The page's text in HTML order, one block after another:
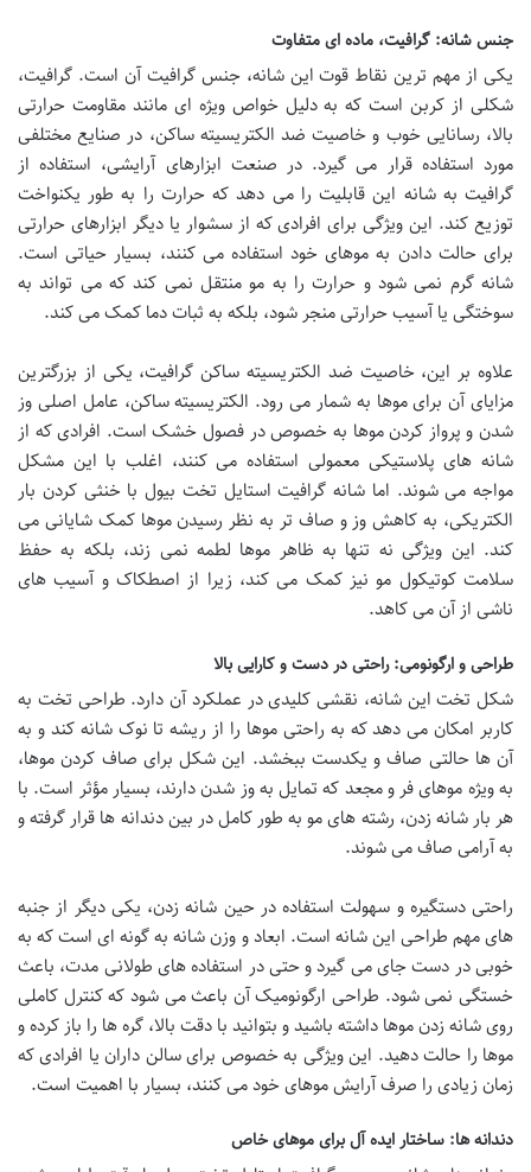
جنس شانه: گرافیت، ماده ای متفاوت
یکی از مهم ترین نقاط قوت این شانه، جنس گرافیت آن است. گرافیت،
شکلی از کربن است که به دلیل خواص ویژه ای مانند مقاومت حرارتی
بالا، رسانایی خوب و خاصیت ضد الکتریسیته ساکن، در صنایع مختلفی
مورد استفاده قرار می گیرد. در صنعت ابزارهای آرایشی، استفاده از
گرافیت به شانه این قابلیت را می دهد که حرارت را به طور یکنواخت
توزیع کند. این ویژگی برای افرادی که از سشوار یا دیگر ابزارهای حرارتی
برای حالت دادن به موهای خود استفاده می کنند، بسیار حیاتی است.
شانه گرم نمی شود و حرارت را به مو منتقل نمی کند که می تواند به
سوختگی یا آسیب حرارتی منجر شود، بلکه به ثبات دما کمک می کند.
علاوه بر این، خاصیت ضد الکتریسیته ساکن گرافیت، یکی از بزرگترین
مزایای آن برای موها به شمار می رود. الکتریسیته ساکن، عامل اصلی وز
شدن و پرواز کردن موها به خصوص در فصول خشک است. افرادی که از
شانه های پلاستیکی معمولی استفاده می کنند، اغلب با این مشکل
مواجه می شوند. اما شانه گرافیت استایل تخت بیول با خنثی کردن بار
الکتریکی، به کاهش وز و صاف تر به نظر رسیدن موها کمک شایانی می
کند. این ویژگی نه تنها به ظاهر موها لطمه نمی زند، بلکه به حفظ
سلامت کوتیکول مو نیز کمک می کند، زیرا از اصطکاک و آسیب های
ناشی از آن می کاهد.
طراحی و ارگونومی: راحتی در دست و کارایی بالا
شکل تخت این شانه، نقشی کلیدی در عملکرد آن دارد. طراحی تخت به
کاربر امکان می دهد که به راحتی موها را از ریشه تا نوک شانه کند و به
آن ها حالتی صاف و یکدست ببخشد. این شکل برای صاف کردن موها،
به ویژه موهای فر و مجعد که تمایل به وز شدن دارند، بسیار مؤثر است. با
هر بار شانه زدن، رشته های مو به طور کامل در بین دندانه ها قرار گرفته و
به آرامی صاف می شوند.
راحتی دستگیره و سهولت استفاده در حین شانه زدن، یکی دیگر از جنبه
های مهم طراحی این شانه است. ابعاد و وزن شانه به گونه ای است که به
خوبی در دست جای می گیرد و حتی در استفاده های طولانی مدت، باعث
خستگی نمی شود. طراحی ارگونومیک آن باعث می شود که کنترل کاملی
روی شانه زدن موها داشته باشید و بتوانید با دقت بالا، گره ها را باز کرده و
موها را حالت دهید. این ویژگی به خصوص برای سالن داران یا افرادی که
زمان زیادی را صرف آرایش موهای خود می کنند، بسیار با اهمیت است.
دندانه ها: ساختار ایده آل برای موهای خاص